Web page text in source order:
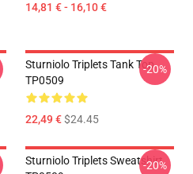
14,81 € - 16,10 €
Sturniolo Triplets Tank Top
TP0509
22,49 €$24.45
-20%
Sturniolo Triplets Sweatshirt
-20%